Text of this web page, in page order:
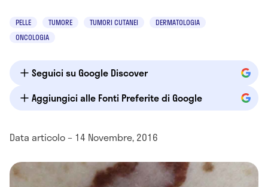
PELLE TUMORE TUMORI CUTANEI
DERMATOLOGIA
ONCOLOGIA
Seguici su Google Discover
Aggiungici alle Fonti Preferite di Google
Data articolo – 14 Novembre, 2016